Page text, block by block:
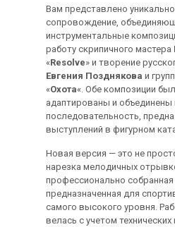
Вам представлено
сопровождение,
инструментальные
работу скрипичного мастера
«Resolve» и творение
Евгения Позднякова и
«Охота«. Обе композиции
адаптированы и объединены
последовательность,
выступлений в фигурном
Новая версия — это не
нарезка мелодичных
профессионально
предназначенная для
самого высокого уровня.
велась с учетом